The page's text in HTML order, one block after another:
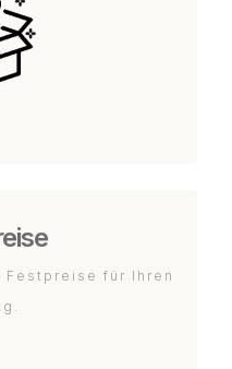
für Ihren